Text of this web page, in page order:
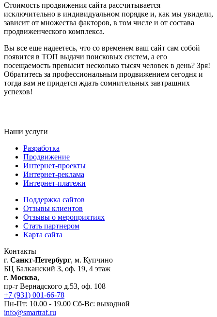
Стоимость продвижения сайта рассчитывается
исключительно в индивидуальном порядке и, как мы увидели,
зависит от множества факторов, в том числе и от состава
продвиженческого комплекса.
Вы все еще надеетесь, что со временем ваш сайт сам собой
появится в ТОП выдачи поисковых систем, а его
посещаемость превысит несколько тысяч человек в день? Зря!
Обратитесь за профессиональным продвижением сегодня и
тогда вам не придется ждать сомнительных завтрашних
успехов!
Наши услуги
Разработка
Продвижение
Интернет-проекты
Интернет-реклама
Интернет-платежи
Поддержка сайтов
Отзывы клиентов
Отзывы о мероприятиях
Стать партнером
Карта сайта
Контакты
г. Санкт-Петербург, м. Купчино
БЦ Балканский З, оф. 19, 4 этаж
г. Москва,
пр-т Вернадского д.53, оф. 108
+7 (931) 001-66-78
Пн-Пт: 10.00 - 19.00 Сб-Вс: выходной
info@smartraf.ru